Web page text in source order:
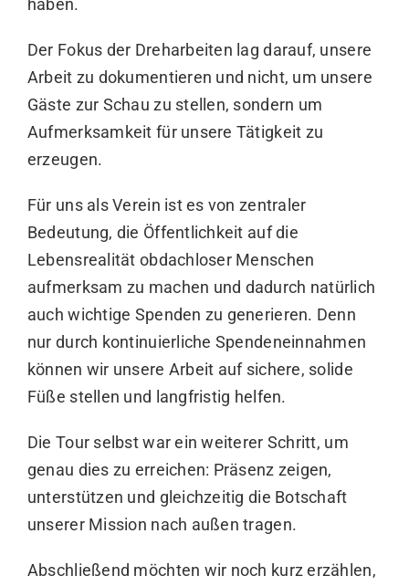
Der Fokus der Dreharbeiten lag darauf, unsere
Arbeit zu dokumentieren und nicht, um unsere
Gäste zur Schau zu stellen, sondern um
Aufmerksamkeit für unsere Tätigkeit zu
erzeugen.
Für uns als Verein ist es von zentraler
Bedeutung, die Öffentlichkeit auf die
Lebensrealität obdachloser Menschen
aufmerksam zu machen und dadurch natürlich
auch wichtige Spenden zu generieren. Denn
nur durch kontinuierliche Spendeneinnahmen
können wir unsere Arbeit auf sichere, solide
Füße stellen und langfristig helfen.
Die Tour selbst war ein weiterer Schritt, um
genau dies zu erreichen: Präsenz zeigen,
unterstützen und gleichzeitig die Botschaft
unserer Mission nach außen tragen.
Abschließend möchten wir noch kurz erzählen,